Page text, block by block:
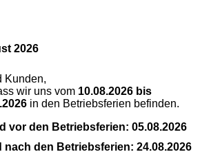
2026
Kunden,
wir uns vom 10.08.2026 bis
in den Betriebsferien befinden.
vor den Betriebsferien: 05.08.2026
nach den Betriebsferien: 24.08.2026